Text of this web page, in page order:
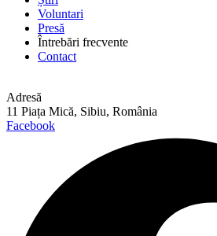
Voluntari
Presă
Întrebări frecvente
Contact
Adresă
11 Piața Mică, Sibiu, România
Facebook